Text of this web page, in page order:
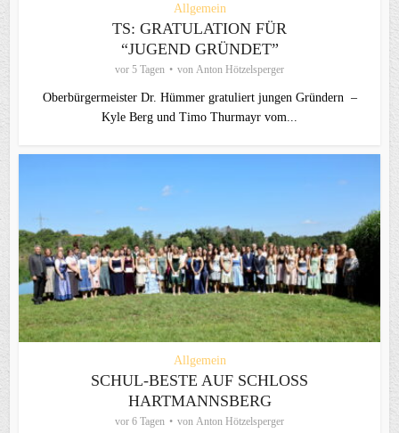
Allgemein
TS: GRATULATION FÜR
“JUGEND GRÜNDET”
vor 5 Tagen von Anton Hötzelsperger
Oberbürgermeister Dr. Hümmer gratuliert jungen Gründern –
Kyle Berg und Timo Thurmayr vom...
Allgemein
SCHUL-BESTE AUF SCHLOSS
HARTMANNSBERG
vor 6 Tagen von Anton Hötzelsperger